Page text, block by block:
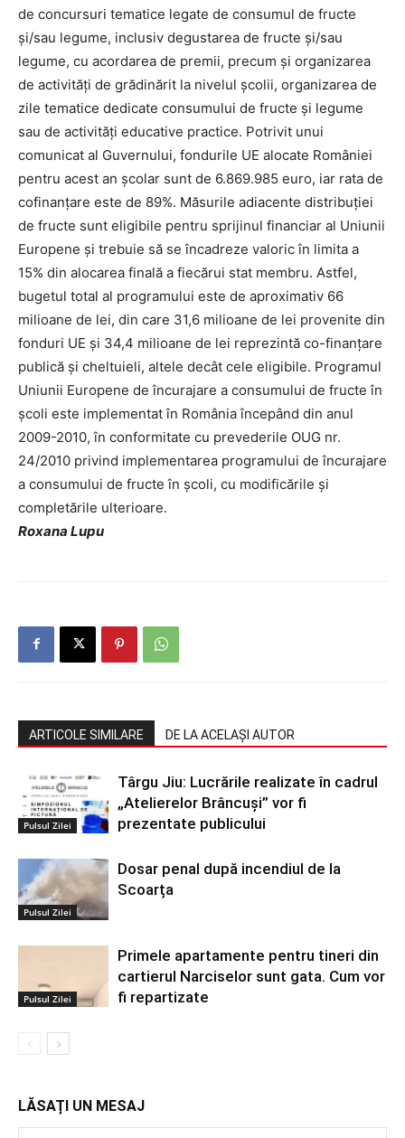
de concursuri tematice legate de consumul de fructe
şi/sau legume, inclusiv degustarea de fructe şi/sau
legume, cu acordarea de premii, precum şi organizarea
de activități de grădinărit la nivelul școlii, organizarea de
zile tematice dedicate consumului de fructe şi legume
sau de activități educative practice. Potrivit unui
comunicat al Guvernului, fondurile UE alocate României
pentru acest an şcolar sunt de 6.869.985 euro, iar rata de
cofinanţare este de 89%. Măsurile adiacente distribuţiei
de fructe sunt eligibile pentru sprijinul financiar al Uniunii
Europene şi trebuie să se încadreze valoric în limita a
15% din alocarea finală a fiecărui stat membru. Astfel,
bugetul total al programului este de aproximativ 66
milioane de lei, din care 31,6 milioane de lei provenite din
fonduri UE şi 34,4 milioane de lei reprezintă co-finanţare
publică şi cheltuieli, altele decât cele eligibile. Programul
Uniunii Europene de încurajare a consumului de fructe în
şcoli este implementat în România începând din anul
2009-2010, în conformitate cu prevederile OUG nr.
24/2010 privind implementarea programului de încurajare
a consumului de fructe în şcoli, cu modificările şi
completările ulterioare.
Roxana Lupu
ARTICOLE SIMILARE DE LA ACELAȘI AUTOR
Pulsul Zilei
Târgu Jiu: Lucrările realizate în cadrul
„Atelierelor Brâncuși” vor fi
prezentate publicului
Pulsul Zilei
Dosar penal după incendiul de la
Scoarța
Pulsul Zilei
Primele apartamente pentru tineri din
cartierul Narciselor sunt gata. Cum vor
fi repartizate
LĂSAȚI UN MESAJ